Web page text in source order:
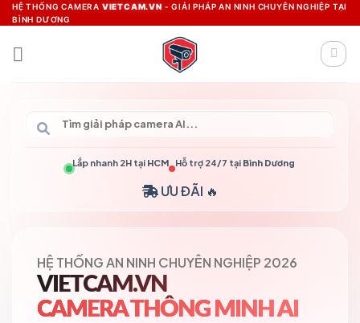
Skip
to
content
HỆ THỐNG CAMERA VIETCAM.VN - GIẢI PHÁP AN NINH CHUYÊN NGHIỆP TẠI
BÌNH DƯƠNG
Lắp nhanh 2H tại HCM Hỗ trợ 24/7 tại Bình Dương
ƯU ĐÃI 🔥
HỆ THỐNG AN NINH CHUYÊN NGHIỆP 2026
VIETCAM.VN
CAMERA THÔNG MINH AI